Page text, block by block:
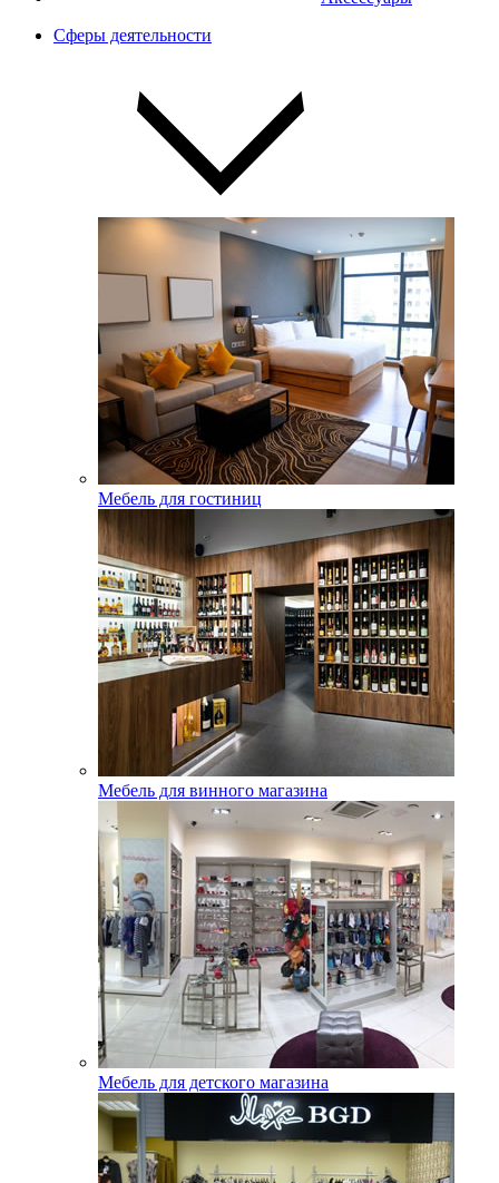
Сферы деятельности
Мебель для гостиниц
Мебель для винного магазина
Мебель для детского магазина